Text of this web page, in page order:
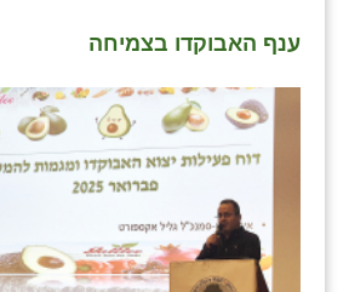
ענף האבוקדו בצמיחה